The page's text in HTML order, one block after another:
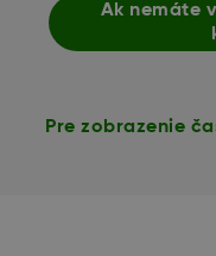
Ak nemáte
Pre zobrazenie